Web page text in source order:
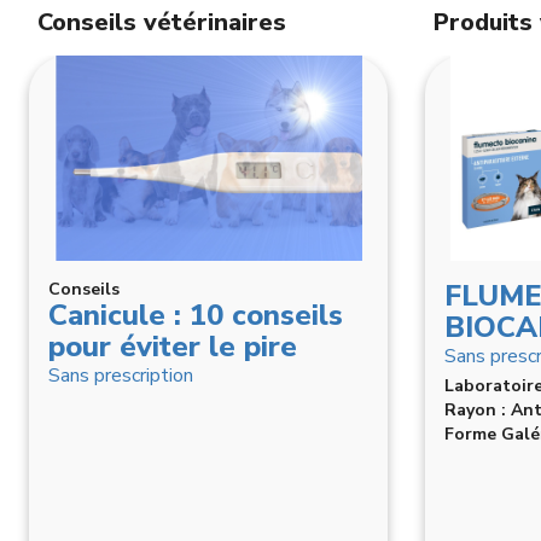
Conseils vétérinaires
Conseils
Canicule : 10 conseils
pour éviter le pire
Sans prescription
Dossiers
les
aux
Derm Regul
Sans prescription
Laboratoire: Horse Master
Sans
Rayon :
Forme